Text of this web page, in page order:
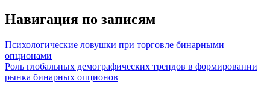
Навигация по записям
Психологические ловушки при торговле бинарными
опционами
Роль глобальных демографических трендов в формировании
рынка бинарных опционов